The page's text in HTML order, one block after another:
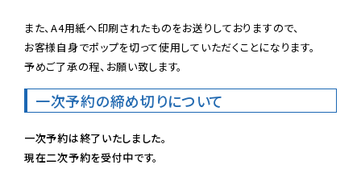
また、A4用紙へ印刷されたものをお送りしておりますので、
お客様自身でポップを切って使用していただくことになります。
予めご了承の程、お願い致します。
一次予約の締め切りについて
一次予約は終了いたしました。
現在二次予約を受付中です。